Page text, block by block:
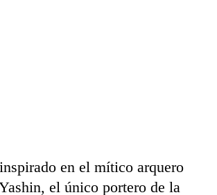
en el mítico arquero
el único portero de la